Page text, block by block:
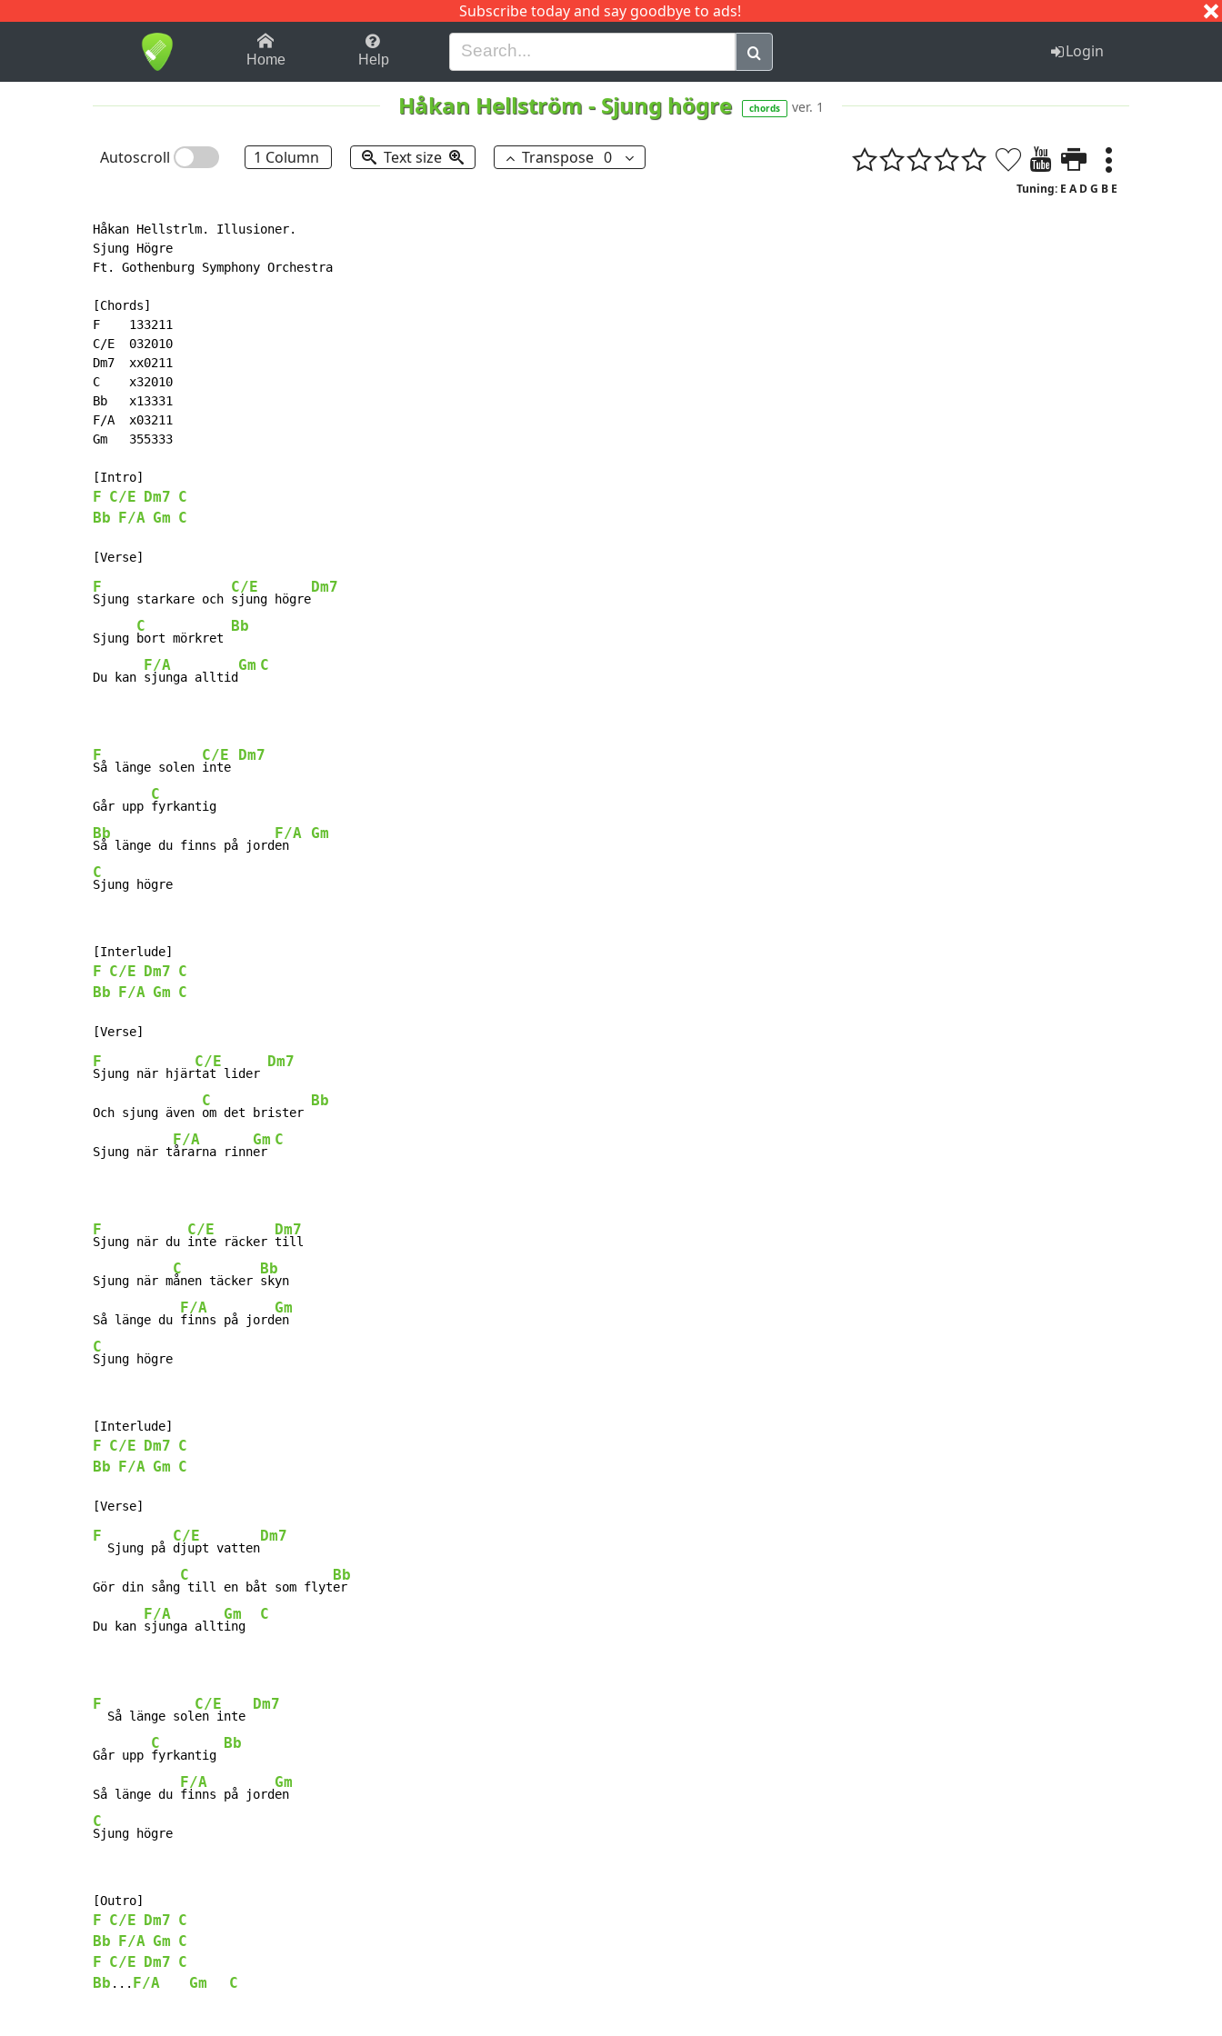
Subscribe today and say goodbye to ads!
1-9 B H I J Q
Home Help Login
Håkan Hellström - Sjung högre chords ver. 1
Autoscroll 1 Column Text size Transpose 0
Tuning: E A D G B E
Håkan Hellstrlm. Illusioner.
Sjung Högre
Ft. Gothenburg Symphony Orchestra
[Chords]
F    133211
C/E  032010
Dm7  xx0211
C    x32010
Bb   x13331
F/A  x03211
Gm   355333
F C/E Dm7 C
Bb
F/A Gm C
F
Sjung starkare och
C/E
sjung högre
Dm7
Sjung
C
bort mörkret
Bb
Du kan
F/A
sjunga alltid
Gm C
F
Så länge solen
C/E
inte
Dm7
Går upp
C
Bb
Så länge du finns på jord
F/A
en
Gm
C
Sjung högre
F C/E Dm7 C
Bb
F/A Gm C
F
Sjung när hjär
C/E
tat lider
Dm7
Och sjung även
C
om det brister
Bb
Sjung när t
F/A
årarna rinn
Gm
er
C
F
Sjung när du
C/E
inte räcker
Dm7
till
Sjung när m
C
ånen täcker
Bb
skyn
Så länge du
F/A
finns på jord
Gm
C
Sjung högre
F C/E Dm7 C
Bb
F/A Gm C
F
  Sjung på
C/E
djupt vatten
Dm7
Gör din sång
C
till en båt som flyt
Bb
er
Du kan
F/A
sjunga allt
Gm
ing
C
F
  Så länge sol
C/E
en inte
Dm7
Går upp
C
fyrkantig
Bb
Så länge du
F/A
finns på jord
Gm
C
Sjung högre
F C/E Dm7 C
Bb
F/A Gm C
F C/E Dm7 C
Bb ... F/A Gm C